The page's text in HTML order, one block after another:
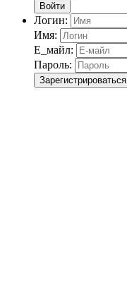
Войти
Логин:
Имя:
Е_майл:
Пароль:
Зарегистрироваться